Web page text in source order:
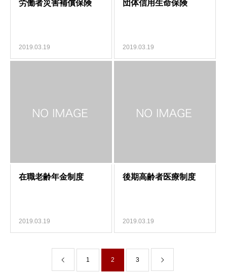
2019.03.19 2019.03.19
2019.03.19 2019.03.19
1 2 3